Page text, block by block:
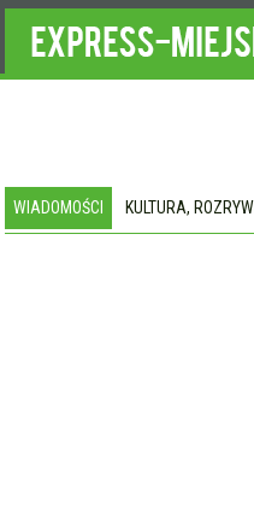
WIADOMOŚCI KULTURA,